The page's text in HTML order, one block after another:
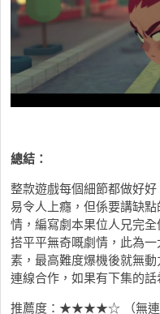
總結：
整款遊戲每個細節都做好
易令人上癮，但係要講缺
情，編寫劇本果位人兄完
搭平平無奇嘅劇情，此為
素，最高難度爆機後就無
連線合作，如果有下集的
推薦度：★★★★☆ （無連